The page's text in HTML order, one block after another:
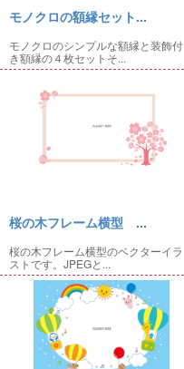
モノクロの額縁セット...
モノクロのシンプルな額縁と装飾付
き額縁の４枚セットそ...
桜の木フレーム横型 ...
桜の木フレーム横型のベクターイラ
ストです。JPEGと...